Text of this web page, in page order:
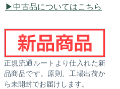
中古品についてはこちら
正規流通ルートより仕入れた新
品商品です。原則、工場出荷か
ら未開封でお届けします。